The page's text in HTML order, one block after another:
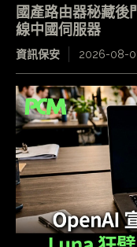
國產路由器秘藏後
線中國伺服器
資訊保安 2026-08-